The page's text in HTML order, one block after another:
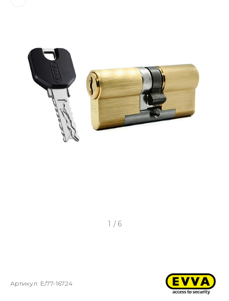
1 / 6
Артикул: E/77-16724